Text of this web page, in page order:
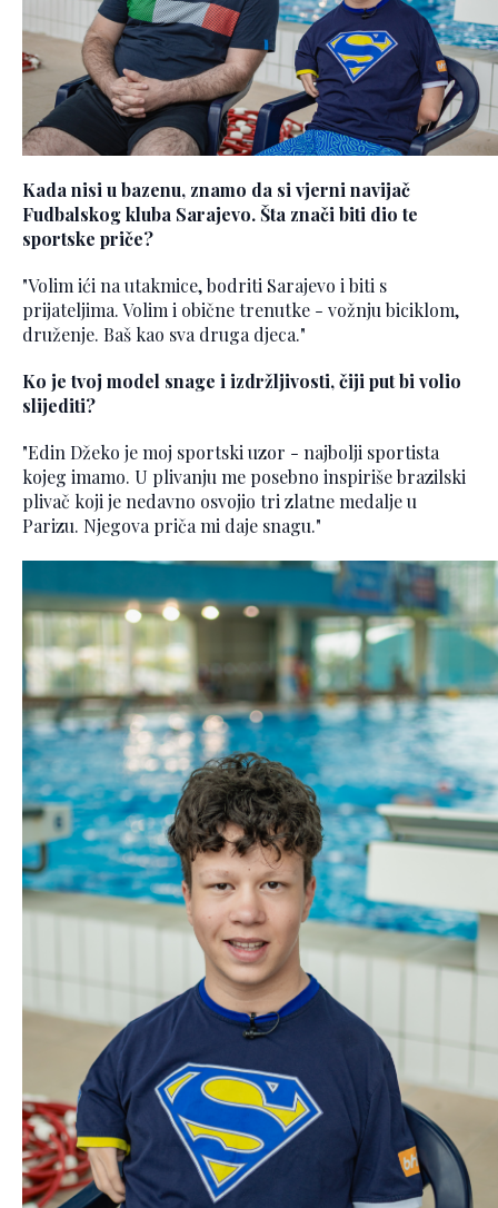
Kada nisi u bazenu, znamo da si vjerni navijač
Fudbalskog kluba Sarajevo. Šta znači biti dio te
sportske priče?
"Volim ići na utakmice, bodriti Sarajevo i biti s
prijateljima. Volim i obične trenutke - vožnju biciklom,
druženje. Baš kao sva druga djeca."
Ko je tvoj model snage i izdržljivosti, čiji put bi volio
slijediti?
"Edin Džeko je moj sportski uzor - najbolji sportista
kojeg imamo. U plivanju me posebno inspiriše brazilski
plivač koji je nedavno osvojio tri zlatne medalje u
Parizu. Njegova priča mi daje snagu."